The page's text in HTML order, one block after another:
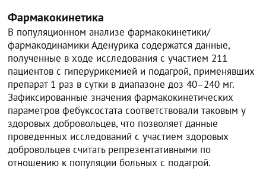
Фармакокинетика
В популяционном анализе фармакокинетики/
фармакодинамики Аденурика содержатся данные,
полученные в ходе исследования с участием 211
пациентов с гиперурикемией и подагрой, применявших
препарат 1 раз в сутки в диапазоне доз 40–240 мг.
Зафиксированные значения фармакокинетических
параметров фебуксостата соответствовали таковым у
здоровых добровольцев, что позволяет данные
проведенных исследований с участием здоровых
добровольцев считать репрезентативными по
отношению к популяции больных с подагрой.